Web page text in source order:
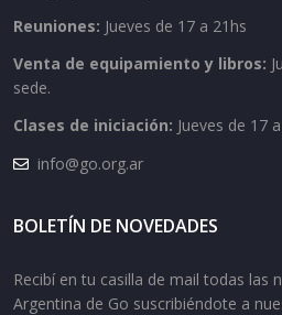
Reuniones: Jueves de 17 a 21hs
Venta de equipamiento y libros:
sede.
Clases de iniciación: Jueves de 17
info@go.org.ar
BOLETÍN DE NOVEDADES
Recibí en tu casilla de mail todas las
Argentina de Go suscribiéndote a